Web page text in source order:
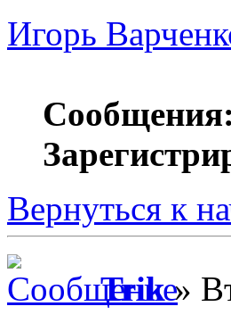
Игорь
Сообщения:
Вернуться к
Trik»